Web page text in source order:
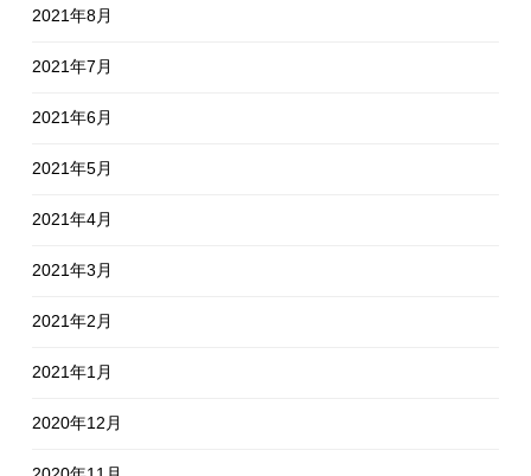
2021年8月
2021年7月
2021年6月
2021年5月
2021年4月
2021年3月
2021年2月
2021年1月
2020年12月